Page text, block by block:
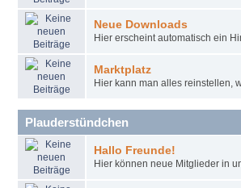
Neue Downloads
Hier erscheint automatisch ein
Marktplatz
Hier kann man alles reinstellen,
Plauderstündchen
Hallo Freunde!
Hier können neue Mitglieder in